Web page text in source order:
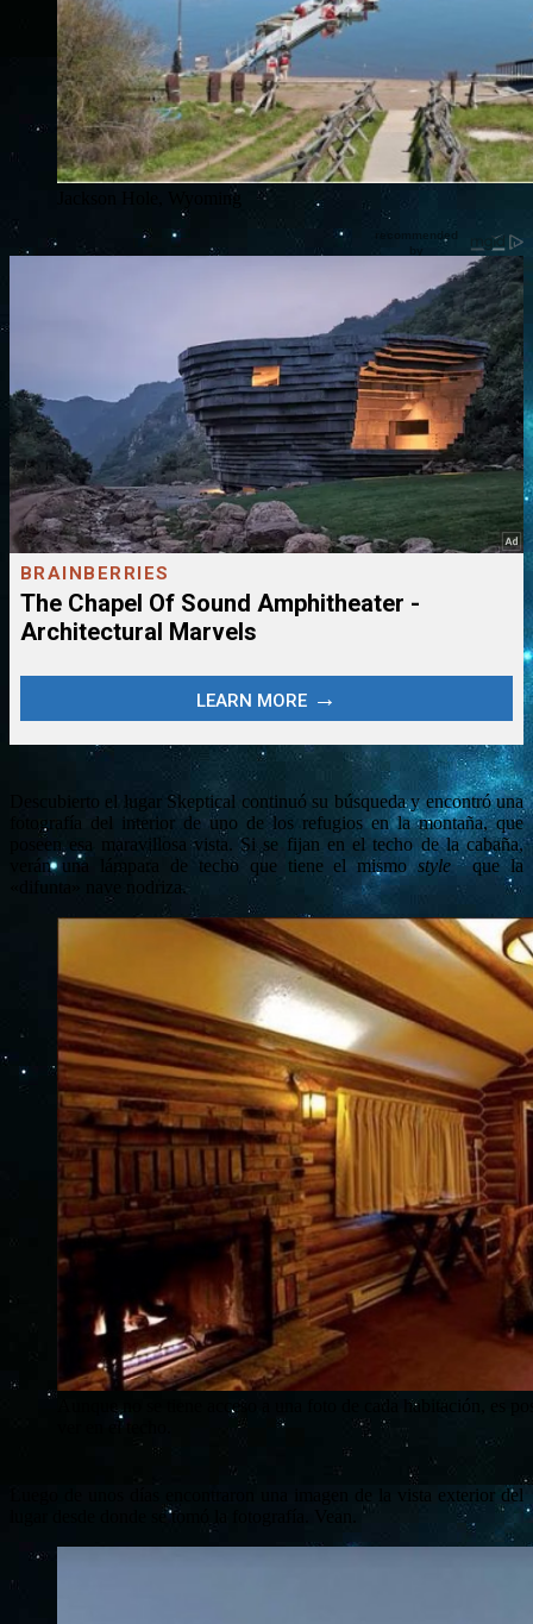
Jackson Hole, Wyoming
Descubierto el lugar Skeptical continuó su búsqueda y encontró una
fotografía del interior de uno de los refugios en la montaña, que
poseen esa maravillosa vista. Si se fijan en el techo de la cabaña,
verán una lámpara de techo que tiene el mismostyleque la
«difunta» nave nodriza.
Aunque no se tiene acceso a una foto de cada habitación, es
Luego de unos días encontraron una imagen de la vista exterior del
lugar desde donde se tomó la fotografía. Vean.